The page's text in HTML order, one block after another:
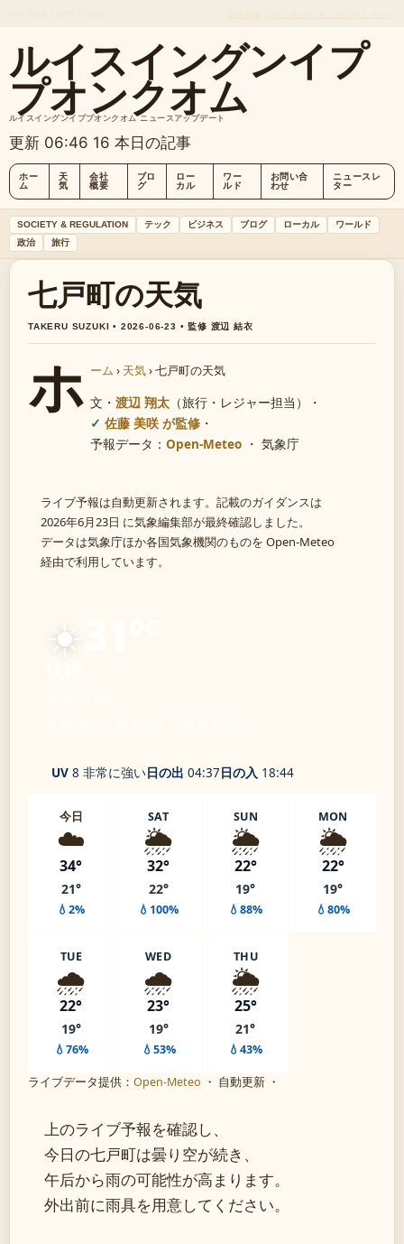
ルイスイングンイプ
プオンクオム
ルイスイングンイププオンクオム ニュースアップデート
更新 06:46 16 本日の記事
ホー
ム
天
気
会社
概要
ブロ
グ
ロー
カル
ワー
ルド
お問い合
わせ
ニュースレ
ター
SOCIETY & REGULATION テック ビジネス ブログ ローカル
ワールド
政治
旅行
七戸町の天気
TAKERU SUZUKI • 2026-06-23 • 監修 渡辺 結衣
ホ ーム › 天気›七戸町の天気
文・ 渡辺 翔太 （旅行・レジャー担当）
・
佐藤 美咲 が監修 ・
予報データ： Open-Meteo ・ 気象庁
ライブ予報は自動更新されます。記載のガイダンスは
2026年6月23日 に気象編集部が最終確認しました。
データは気象庁ほか各国気象機関のものを Open-Meteo
経由で利用しています。
☀️
UV 8 非常に強い日の出 04:37日の入 18:44
今日
☁️
34°
21°
💧2%
SAT
🌦️
32°
22°
💧100%
SUN
🌦️
22°
19°
💧88%
MON
🌦️
22°
19°
💧80%
TUE
🌧️
22°
19°
💧76%
WED
🌧️
23°
19°
💧53%
THU
🌦️
25°
21°
💧43%
ライブデータ提供： Open-Meteo ・ 自動更新 ・
上のライブ予報を確認し、
今日の七戸町は曇り空が続き、
午后から雨の可能性が高まります。
外出前に雨具を用意してください。